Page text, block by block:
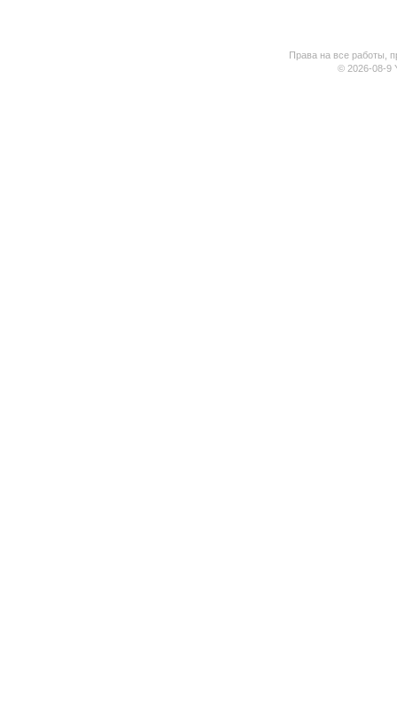
Права на все работы,
© 2026-08-9